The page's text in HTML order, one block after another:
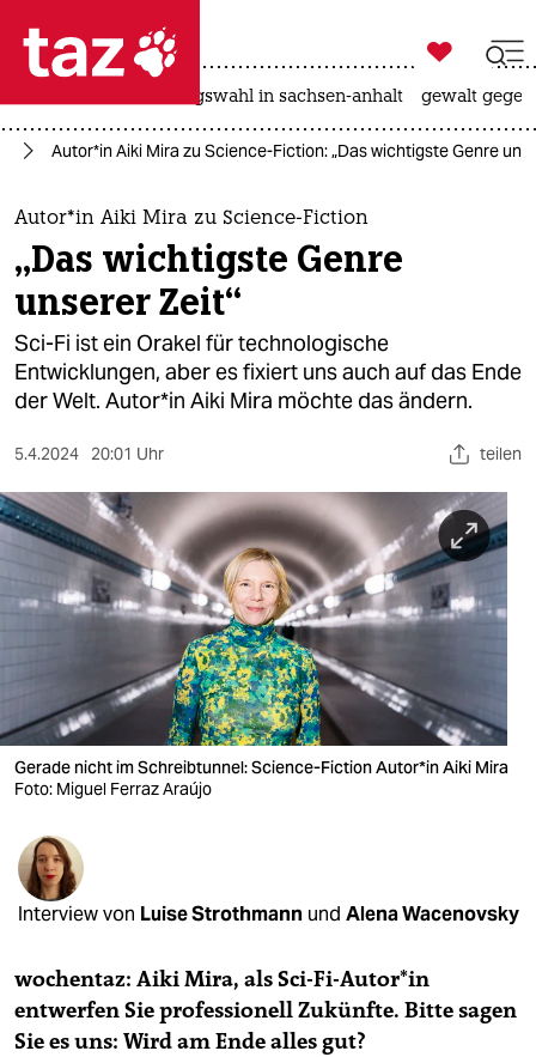
 taz zahl ich
taz zahl ich
themen
politik
öko
gesellschaft
sport
berlin
nord
verlag
verlag
veranstaltungen
shop
fragen & hilfe
abo
genossenschaft

taz zahl ich
landtagswahl in sachsen-anhalt gewalt
Au­to­r*in Aiki Mira zu Science-Fiction: „Das wichtigste Genre
Au­to­r*in Aiki Mira zu Science-Fiction
„Das wichtigste Genre
unserer Zeit“
Sci-Fi ist ein Orakel für technologische
Entwicklungen, aber es fixiert uns auch auf das Ende
der Welt. Au­to­r*in Aiki Mira möchte das ändern.
5.4.2024 20:01 Uhr teilen
Gerade nicht im Schreibtunnel: Science-Fiction Au­to­r*in Aiki Mira
Foto: Miguel Ferraz Araújo
Interview von Luise Strothmann und Alena Wacenovsky
wochentaz: Aiki Mira, als Sci-Fi-Autor*in
entwerfen Sie professionell Zukünfte. Bitte sagen
Sie es uns: Wird am Ende alles gut?